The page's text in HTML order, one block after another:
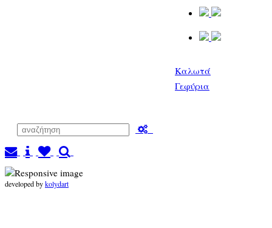
Καλωτά
Γεφύρια
developed bykolydart